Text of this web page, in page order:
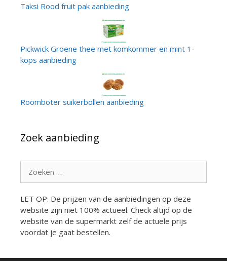
Taksi Rood fruit pak aanbieding
Pickwick Groene thee met komkommer en mint 1-
kops aanbieding
Roomboter suikerbollen aanbieding
Zoek aanbieding
naar:
LET OP: De prijzen van de aanbiedingen op deze
website zijn niet 100% actueel. Check altijd op de
website van de supermarkt zelf de actuele prijs
voordat je gaat bestellen.